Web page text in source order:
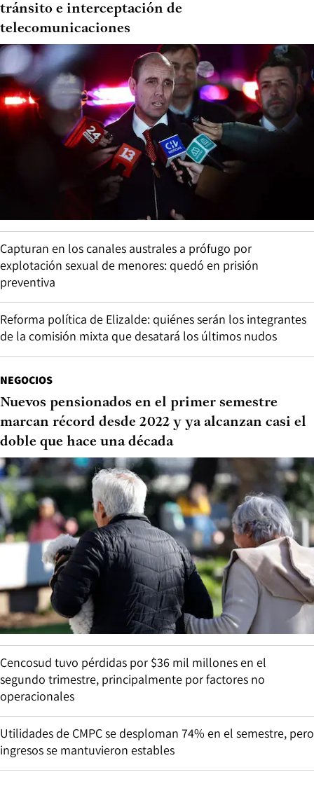
tránsito e interceptación de
telecomunicaciones
Capturan en los canales australes a prófugo por
explotación sexual de menores: quedó en prisión
preventiva
Reforma política de Elizalde: quiénes serán los integrantes
de la comisión mixta que desatará los últimos nudos
NEGOCIOS
Nuevos pensionados en el primer semestre
marcan récord desde 2022 y ya alcanzan casi el
doble que hace una década
Cencosud tuvo pérdidas por $36 mil millones en el
segundo trimestre, principalmente por factores no
operacionales
Utilidades de CMPC se desploman 74% en el semestre, pero
ingresos se mantuvieron estables